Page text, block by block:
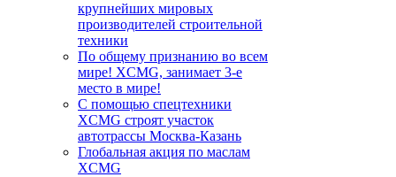
крупнейших мировых
производителей строительной
техники
По общему признанию во всем
мире! XCMG, занимает 3-е
место в мире!
С помощью спецтехники
XCMG строят участок
автотрассы Москва-Казань
Глобальная акция по маслам
XCMG